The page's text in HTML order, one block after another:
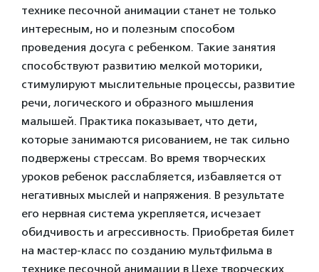
технике песочной анимации станет не только
интересным, но и полезным способом
проведения досуга с ребенком. Такие занятия
способствуют развитию мелкой моторики,
стимулируют мыслительные процессы, развитие
речи, логического и образного мышления
малышей. Практика показывает, что дети,
которые занимаются рисованием, не так сильно
подвержены стрессам. Во время творческих
уроков ребенок расслабляется, избавляется от
негативных мыслей и напряжения. В результате
его нервная система укрепляется, исчезает
обидчивость и агрессивность. Приобретая билет
на мастер-класс по созданию мультфильма в
технике песочной анимации в Цехе творческих